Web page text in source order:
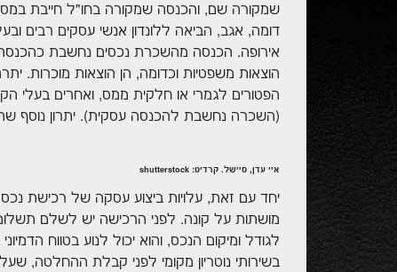
שמקורה שם, והכנסה שמקורה בחו"ל חייבת
דומה, אגב, הביאה ללונדון אנשי עסקים רבים
אירופה. הכנסה מהשכרת נכסים נחשבת כהכנסה
הוצאות משפטיות וכדומה, הן הוצאות מוכרות.
הפטורים לגמרי או חלקית ממס, ואחרים בעלי
(השכרה נחשבת להכנסה עסקית). יתרון נוסף
איי עדן, סיישל. קרדיט: shutterstock
יחד עם זאת, עלויות ביצוע עסקה של רכישת נכס
מושתות על קונה. לפני הרכישה יש לשלם